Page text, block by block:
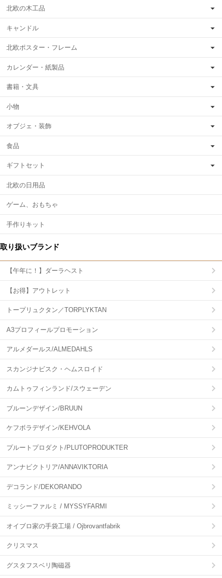
北欧の木工品
キャンドル
北欧ポスター・フレーム
カレンダー・紙製品
書籍・文具
小物
オブジェ・装飾
食品
ギフトセット
北欧の日用品
ゲーム、おもちゃ
手作りキット
取り扱いブランド
【午年に！】ダーラヘスト
【お得】アウトレット
トープリュクタン／TORPLYKTAN
A3プロフィールプロモーション
アルメダールス/ALMEDAHLS
スカンジナビスク・ヘムスロイド
カムトゥフィンランド/スウェーデン
ブルーンデザイン/BRUUN
ケフボラデザイン/KEHVOLA
プルートプロダクト/PLUTOPRODUKTER
アンナビクトリア/ANNAVIKTORIA
デコランド/DEKORANDO
ミッシーファルミ / MYSSYFARMI
オイブロ家の手袋工場 / Ojbrovantfabrik
クリスマス
グスタフスベリ陶磁器